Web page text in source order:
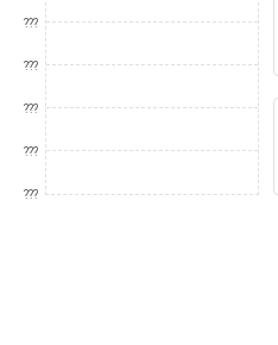
???
???
???
???
???